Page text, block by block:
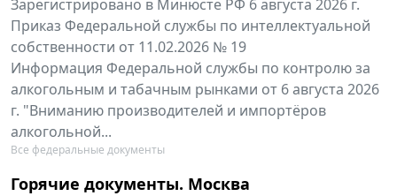
Зарегистрировано в Минюсте РФ 6 августа 2026 г.
Приказ Федеральной службы по интеллектуальной
собственности от 11.02.2026 № 19
Информация Федеральной службы по контролю за
алкогольным и табачным рынками от 6 августа 2026
г. "Вниманию производителей и импортёров
алкогольной...
Все федеральные документы
Горячие документы. Москва